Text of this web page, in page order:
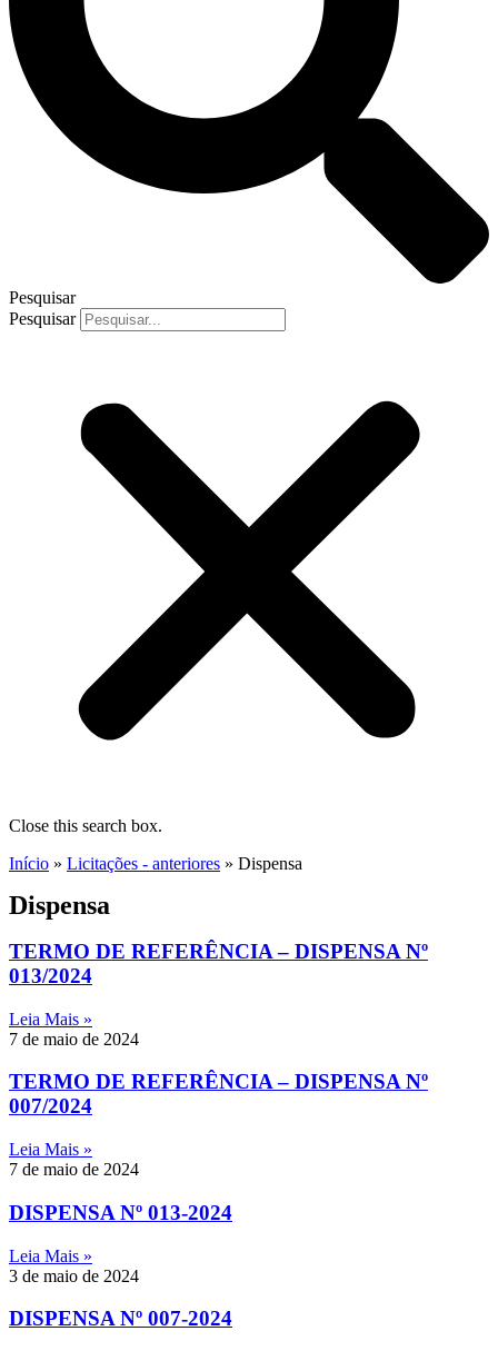
Pesquisar
Pesquisar
Close this search box.
Início » Licitações - anteriores » Dispensa
Dispensa
TERMO DE REFERÊNCIA – DISPENSA Nº
013/2024
Leia Mais »
7 de maio de 2024
TERMO DE REFERÊNCIA – DISPENSA Nº
007/2024
Leia Mais »
7 de maio de 2024
DISPENSA Nº 013-2024
Leia Mais »
3 de maio de 2024
DISPENSA Nº 007-2024